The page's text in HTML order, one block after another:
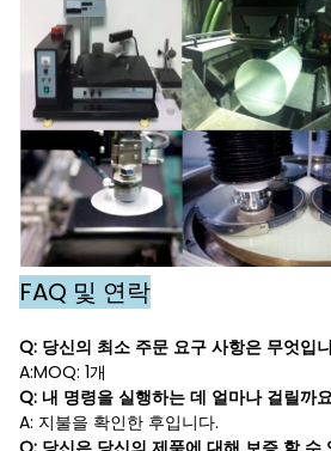
FAQ 및 연락
Q: 당신의 최소 주문 요구 사항은 무엇입
A:MOQ: 1개
Q: 내 명령을 실행하는 데 얼마나 걸릴까
A: 지불을 확인한 후입니다.